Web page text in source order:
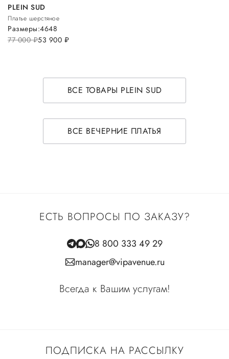
PLEIN SUD
Платье шерстяное
77 000руб.53 900 руб.
Размеры:4648
ВСЕ ТОВАРЫ PLEIN SUD
ВСЕ ВЕЧЕРНИЕ ПЛАТЬЯ
ПОДПИСКА НА РАССЫЛКУ
ЕСТЬ ВОПРОСЫ ПО ЗАКАЗУ?
8 800 333 49 29
manager@vipavenue.ru
Всегда к Вашим услугам!